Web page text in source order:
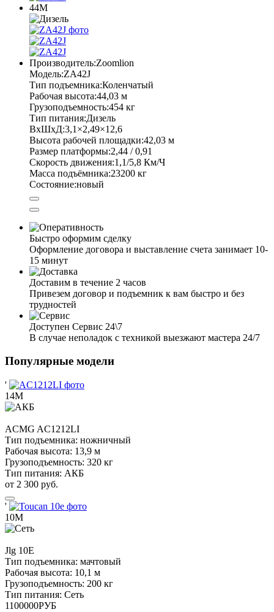
44М
Производитель:Zoomlion
Модель:ZA42J
Тип подъемника:Коленчатый
Рабочая высота:44,03 м
Грузоподъемность:454 кг
Тип питания:Дизель
ВхШхД:3,1×2,49×12,6
Высота рабочей площадки:42,03 м
Размер платформы:2,44 / 0,91
Скорость движения:1,1/5,8 Км/Ч
Масса подъёмника:23200 кг
Состояние:новый
Быстро оформим сделку
Оформление договора и выставление счета занимает 10-
15 минут
Доставим в течение 2 часов
Привезем договор и подъемник к вам быстро и без
трудностей
Доступен Сервис 24\7
В случае неполадок с техникой выезжают мастера 24/7
Популярные модели
'
14М
ACMG AC1212LI
Тип подъемника: ножничный
Рабочая высота: 13,9 м
Грузоподъемность: 320 кг
Тип питания: АКБ
от 2 300 руб.
'
10М
Jlg 10E
Тип подъемника: мачтовый
Рабочая высота: 10,1 м
Грузоподъемность: 200 кг
Тип питания: Сеть
1100000РУБ